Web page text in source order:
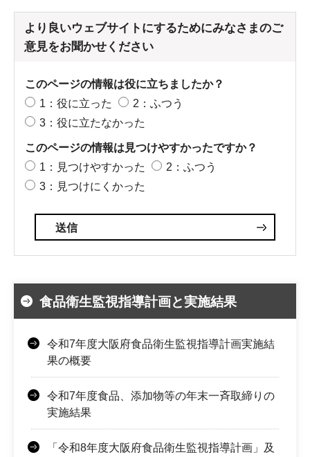
より良いウェブサイトにするためにみなさまのご
意見をお聞かせください
このページの情報は役に立ちましたか？
1：役に立った
2：ふつう
3：役に立たなかった
このページの情報は見つけやすかったですか？
1：見つけやすかった
2：ふつう
3：見つけにくかった
食品衛生監視指導計画と実施結果
令和7年度大阪府食品衛生監視指導計画実施結
果の概要
令和7年度食品、添加物等の年末一斉取締りの
実施結果
「令和8年度大阪府食品衛生監視指導計画」及